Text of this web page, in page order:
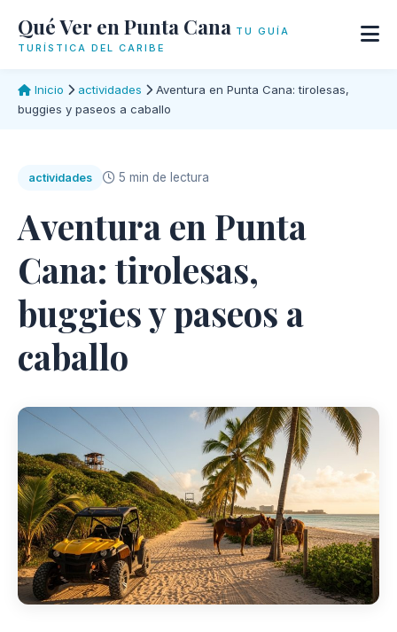
Qué Ver en Punta Cana TU GUÍA
TURÍSTICA DEL CARIBE
Inicio actividades
Aventura en Punta Cana: tirolesas,
buggies y paseos a caballo
actividades 5 min de lectura
Aventura en Punta
Cana: tirolesas,
buggies y paseos a
caballo